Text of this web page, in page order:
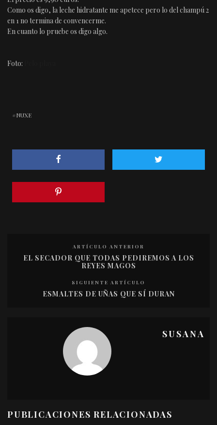
Como os digo, la leche hidratante me apetece pero lo del champú 2
en 1 no termina de convencerme.
En cuanto lo pruebe os digo algo.
Foto:
NUXE
ARTÍCULO ANTERIOR
EL SECADOR QUE TODAS PEDIREMOS A LOS
REYES MAGOS
SIGUIENTE ARTÍCULO
ESMALTES DE UÑAS QUE SÍ DURAN
SUSANA
PUBLICACIONES RELACIONADAS